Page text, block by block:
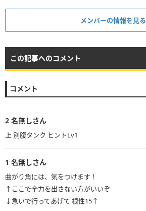
メンバーの情報を見る
この記事へのコメント
コメント
2 名無しさん
上 別腹タンク ヒントLv1
1 名無しさん
曲がり角には、気をつけます！
↑ここで全力を出さない方がいいぞ
↓急いで行ってあげて 根性15↑